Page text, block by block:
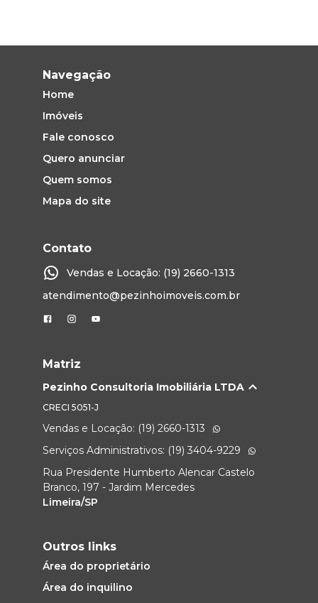
Navegação
Home
Imóveis
Fale conosco
Quero anunciar
Quem somos
Mapa do site
Contato
Vendas e Locação: (19) 2660-1313
atendimento@pezinhoimoveis.com.br
Matriz
Pezinho Consultoria Imobiliária LTDA
CRECI 5051-J
Vendas e Locação: (19) 2660-1313
Serviços Administrativos: (19) 3404-9229
Rua Presidente Humberto Alencar Castelo
Branco, 197 - Jardim Mercedes
Limeira/SP
Outros links
Área do proprietário
Área do inquilino